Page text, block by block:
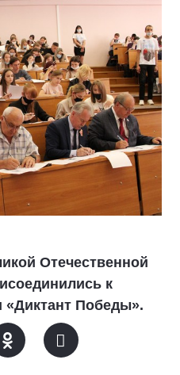
Отечественной
к
«Диктант Победы».